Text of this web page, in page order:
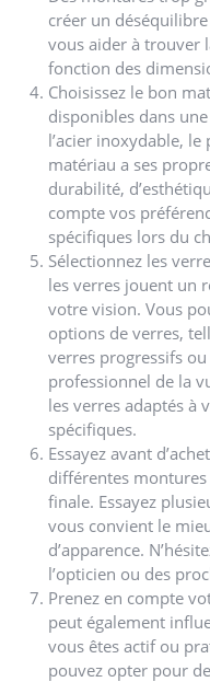
créer un
vous aider à trouver
fonction des
Choisissez le bon
disponibles dans
l’acier inoxydable,
matériau a ses
durabilité,
compte vos
spécifiques lors du
Sélectionnez les
les verres jouent un
votre vision. Vous
options de verres,
verres progressifs
professionnel de la
les verres adaptés à
spécifiques.
Essayez avant
différentes
finale. Essayez
vous convient le
d’apparence.
l’opticien ou des
Prenez en compte
peut également
vous êtes actif ou
pouvez opter pour